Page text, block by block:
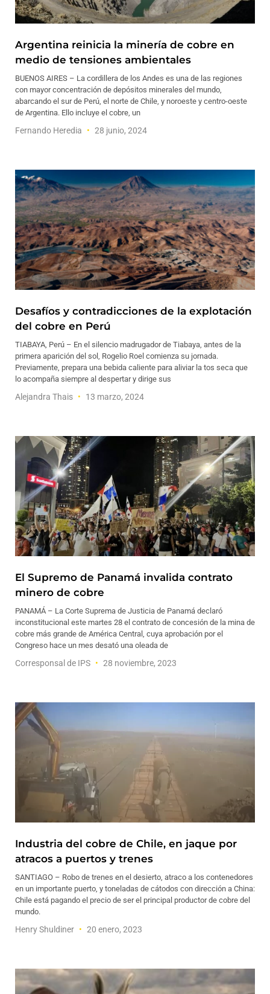
Argentina reinicia la minería de cobre en
medio de tensiones ambientales
BUENOS AIRES – La cordillera de los Andes es una de las regiones
con mayor concentración de depósitos minerales del mundo,
abarcando el sur de Perú, el norte de Chile, y noroeste y centro-oeste
de Argentina. Ello incluye el cobre, un
Fernando Heredia 28 junio, 2024
Desafíos y contradicciones de la explotación
del cobre en Perú
TIABAYA, Perú – En el silencio madrugador de Tiabaya, antes de la
primera aparición del sol, Rogelio Roel comienza su jornada.
Previamente, prepara una bebida caliente para aliviar la tos seca que
lo acompaña siempre al despertar y dirige sus
Alejandra Thais 13 marzo, 2024
El Supremo de Panamá invalida contrato
minero de cobre
PANAMÁ – La Corte Suprema de Justicia de Panamá declaró
inconstitucional este martes 28 el contrato de concesión de la mina de
cobre más grande de América Central, cuya aprobación por el
Congreso hace un mes desató una oleada de
Corresponsal de IPS 28 noviembre, 2023
Industria del cobre de Chile, en jaque por
atracos a puertos y trenes
SANTIAGO – Robo de trenes en el desierto, atraco a los contenedores
en un importante puerto, y toneladas de cátodos con dirección a China:
Chile está pagando el precio de ser el principal productor de cobre del
mundo.
Henry Shuldiner 20 enero, 2023